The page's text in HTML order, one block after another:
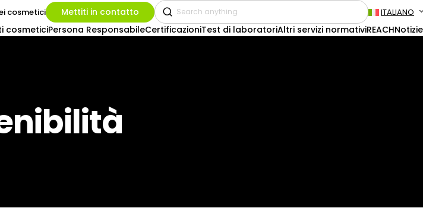
cosmetici Mettiti in contatto ITALIANO
cosmeticiPersona ResponsabileCertificazioniTest di laboratoriAltri servizi normativiREACHNotizie